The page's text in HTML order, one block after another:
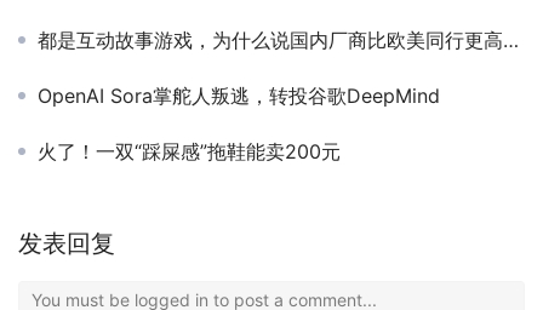
都是互动故事游戏，为什么说国内厂商比欧美同行更高明？
OpenAI Sora掌舵人叛逃，转投谷歌DeepMind
火了！一双“踩屎感”拖鞋能卖200元
发表回复
You must be logged in to post a comment...